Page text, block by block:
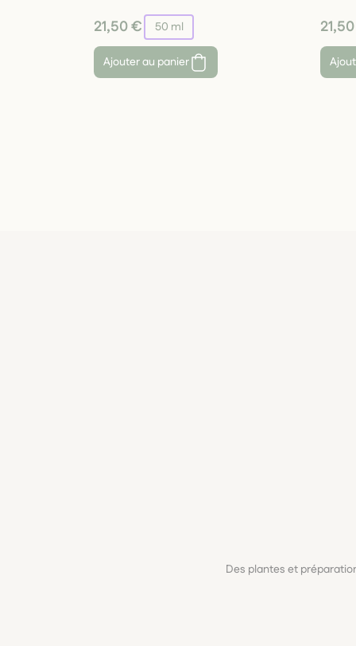
21,50 € 50 ml
Ajouter au panier
Des plantes et